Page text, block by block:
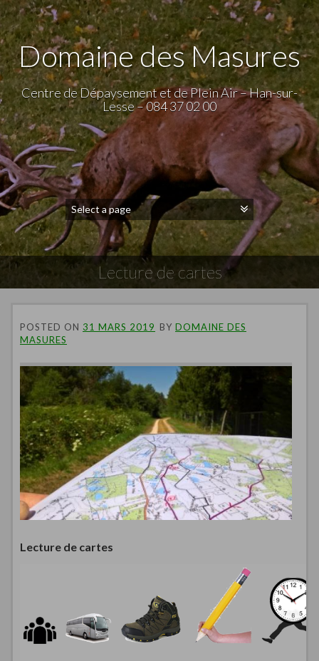
Domaine des Masures
Centre de Dépaysement et de Plein Air – Han-sur-
Lesse – 084 37 02 00
Lecture de cartes
POSTED ON 31 MARS 2019 BY DOMAINE DES
MASURES
Lecture de cartes